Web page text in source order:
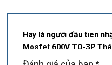
Hãy là người đầu tiên
Mosfet 600V TO-3P